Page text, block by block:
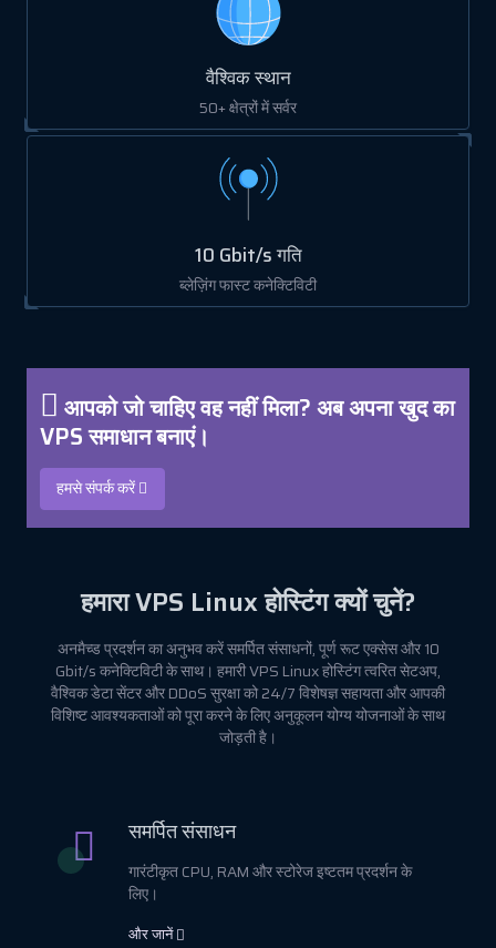
वैश्विक स्थान
50+ क्षेत्रों में सर्वर
10 Gbit/s गति
ब्लेज़िंग फास्ट कनेक्टिविटी
आपको जो चाहिए वह नहीं मिला? अब अपना खुद का
VPS समाधान बनाएं।
हमसे संपर्क करें
हमारा VPS Linux होस्टिंग क्यों चुनें?
अनमैच्ड प्रदर्शन का अनुभव करें समर्पित संसाधनों, पूर्ण रूट एक्सेस और 10
Gbit/s कनेक्टिविटी के साथ। हमारी VPS Linux होस्टिंग त्वरित सेटअप,
वैश्विक डेटा सेंटर और DDoS सुरक्षा को 24/7 विशेषज्ञ सहायता और आपकी
विशिष्ट आवश्यकताओं को पूरा करने के लिए अनुकूलन योग्य योजनाओं के साथ
जोड़ती है।
समर्पित संसाधन
गारंटीकृत CPU, RAM और स्टोरेज इष्टतम प्रदर्शन के
लिए।
और जानें